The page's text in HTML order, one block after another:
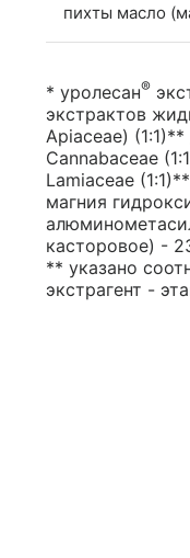
пихты масло
* уролесан®
экстрактов
Apiaceae)
Cannabaceae
Lamiaceae
магния
касторовое) -
** указано
экстрагент -